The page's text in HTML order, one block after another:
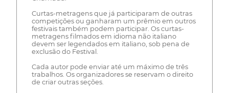
Curtas-metragens que já participaram de outras
competições ou ganharam um prêmio em outros
festivais também podem participar. Os curtas-
metragens filmados em idioma não italiano
devem ser legendados em italiano, sob pena de
exclusão do Festival.
Cada autor pode enviar até um máximo de três
trabalhos. Os organizadores se reservam o direito
de criar outras seções.